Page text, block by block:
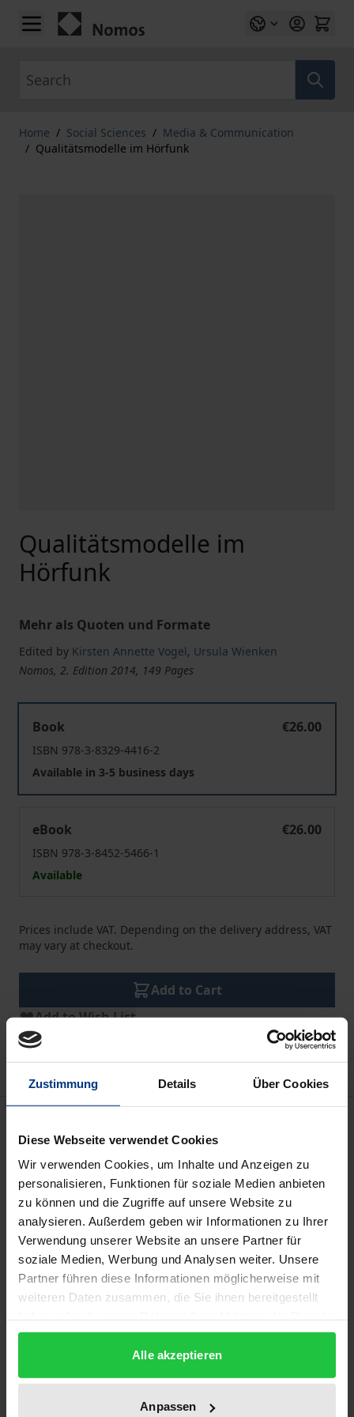
Zustimmung Details Über Cookies
Diese Webseite verwendet Cookies
Wir verwenden Cookies, um Inhalte und Anzeigen zu
personalisieren, Funktionen für soziale Medien anbieten
zu können und die Zugriffe auf unsere Website zu
analysieren. Außerdem geben wir Informationen zu Ihrer
Verwendung unserer Website an unsere Partner für
soziale Medien, Werbung und Analysen weiter. Unsere
Partner führen diese Informationen möglicherweise mit
weiteren Daten zusammen, die Sie ihnen bereitgestellt
gesammelt haben.
Alle akzeptieren
Anpassen
Skip to Content
Home / Social Sciences / Media & Communication
/ Qualitätsmodelle im Hörfunk
Qualitätsmodelle im
Hörfunk
Mehr als Quoten und Formate
Edited by Kirsten Annette Vogel, Ursula Wienken
Nomos, 2. Edition 2014, 149 Pages
Book
€26.00
ISBN 978-3-8329-4416-2
Available in 3-5 business days
eBook
€26.00
ISBN 978-3-8452-5466-1
Available
Prices include VAT. Depending on the delivery address, VAT
may vary at checkout.
Add to Cart
Add to Wish List
Delivery cost notice
Radioarbeit wird zunehmend komplexer.
Unüberschaubare Informationsmengen müssen für
immer mehr Kanäle von immer weniger
Redaktionsmitarbeitern aufbereitet werden.
Der Wunsch nach einem zielführenden Ansatz, einer
zündenden Idee, wie mit dieser Problematik
umzugehen ist, ist deutlich spürbar.
Ideen und Impulse zur Unterstützung und zur
Vereinfachung von Strukturen und
Vorgehensweisen an.